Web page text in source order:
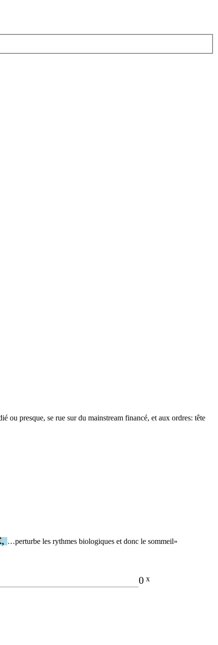
ou presque, se rue sur du mainstream financé, et aux ordres: tête
,…perturbe les rythmes biologiques et donc le sommeil»
0 x